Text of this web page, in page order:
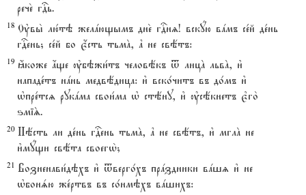
рече2 гDь.
18 Ўвы2 лю1тэ желaющымъ дне2 гDнz! вскyю вaмъ се1й де1нь
гDень; се1й бо є4сть тьмA, ґ не свётъ:
19 ћкоже ѓще ўбэжи1тъ человёкъ t лицA львA, и3
нападе1тъ нaнь медвёдица: и3 вско1читъ въ до1мъ и3
њпре1тсz рукaма свои1ма њ стёну, и3 ўсёкнетъ є3го2
ѕміS.
20 Нёсть ли де1нь гDень тьмA, ґ не свётъ, и3 мглA не
и3мyщи свёта своегw2;
21 Возненави1дэхъ и3 tверго1хъ прaздники вaшz и3 не
њбонsю же1ртвъ въ со1нмэхъ вaшихъ: